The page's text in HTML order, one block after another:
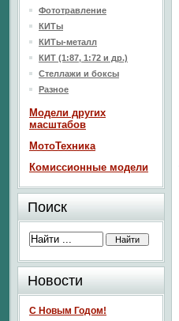
Фототравление
КИТы
КИТы-металл
КИТ (1:87, 1:72 и др.)
Стеллажи и боксы
Разное
Модели других
масштабов
МотоТехника
Комиссионные модели
Поиск
Новости
С Новым Годом!